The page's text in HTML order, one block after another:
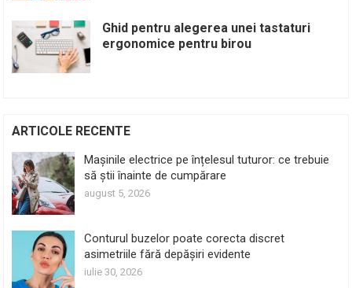
Ghid pentru alegerea unei tastaturi
ergonomice pentru birou
ARTICOLE RECENTE
Mașinile electrice pe înțelesul tuturor: ce trebuie
să știi înainte de cumpărare
august 5, 2026
Conturul buzelor poate corecta discret
asimetriile fără depășiri evidente
iulie 30, 2026